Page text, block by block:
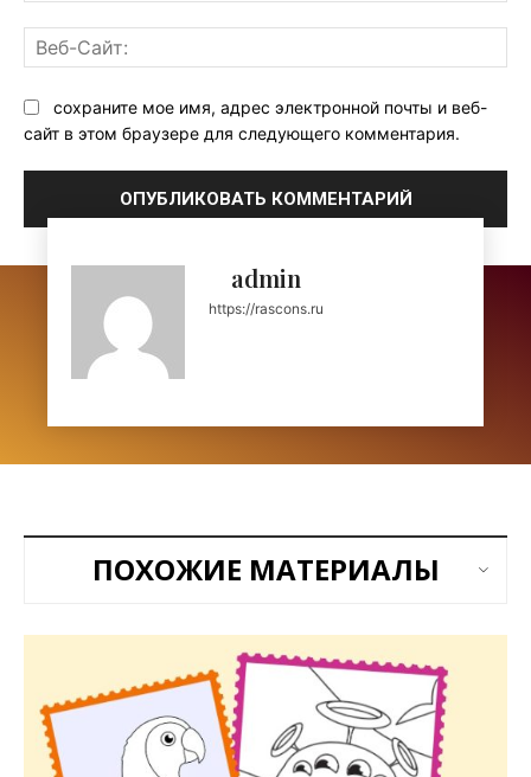
сохраните мое имя, адрес электронной почты и веб-
сайт в этом браузере для следующего комментария.
admin
https://rascons.ru
ПОХОЖИЕ МАТЕРИАЛЫ